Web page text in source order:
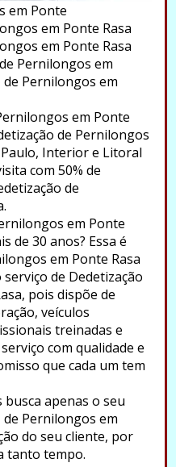
em Ponte
em Ponte Rasa
em Ponte Rasa
Pernilongos em
de Pernilongos em
em Ponte
de Pernilongos
Interior e Litoral
com 50% de
de
em Ponte
de 30 anos? Essa é
em Ponte Rasa
de Dedetização
pois dispõe de
veículos
treinadas e
com qualidade e
que cada um tem
apenas o seu
Pernilongos em
do seu cliente, por
tanto tempo.